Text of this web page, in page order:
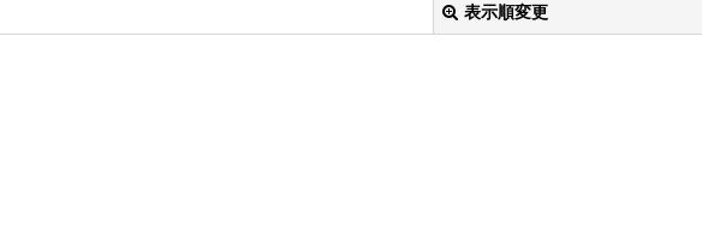
表示順変更